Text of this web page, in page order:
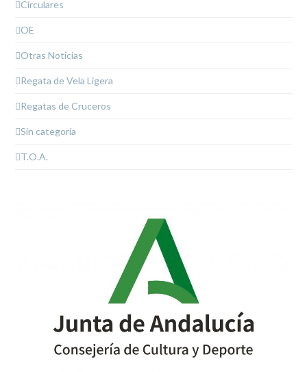
Circulares
OE
Otras Noticias
Regata de Vela Ligera
Regatas de Cruceros
Sin categoría
T.O.A.